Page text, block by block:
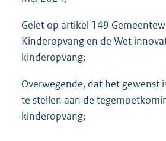
Gelet op artikel 149
Kinderopvang en de Wet
kinderopvang;
Overwegende, dat het gewenst
te stellen aan de
kinderopvang;